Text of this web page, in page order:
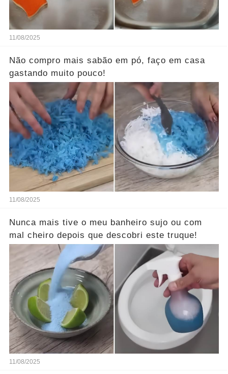
11/08/2025
Não compro mais sabão em pó, faço em casa
gastando muito pouco!
11/08/2025
Nunca mais tive o meu banheiro sujo ou com
mal cheiro depois que descobri este truque!
11/08/2025